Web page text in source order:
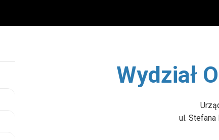
yootheme/packages/builder/elements/
Wydział
ul. Stefana